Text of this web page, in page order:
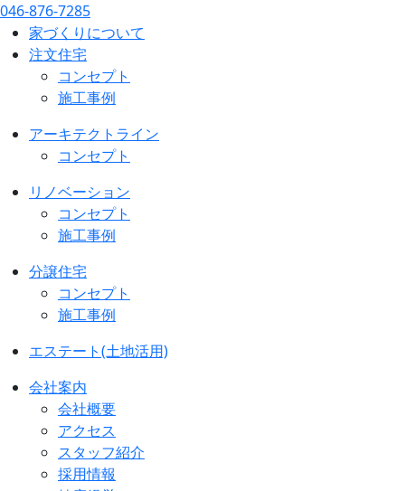
046-876-7285
家づくりについて
注文住宅
コンセプト
施工事例
アーキテクトライン
コンセプト
リノベーション
コンセプト
施工事例
分譲住宅
コンセプト
施工事例
エステート(土地活用)
会社案内
会社概要
アクセス
スタッフ紹介
採用情報